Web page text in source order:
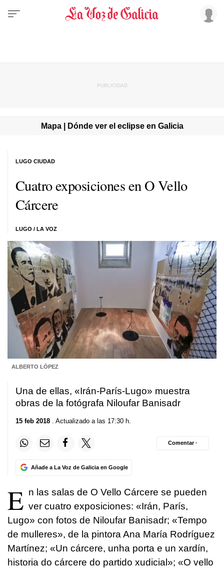
Mapa | Dónde ver el eclipse en Galicia
Cuatro exposiciones en O Vello
Cárcere
LUGO / LA VOZ
LUGO CIUDAD
ALBERTO LÓPEZ
Una de ellas, «Irán-París-Lugo» muestra
obras de la fotógrafa Niloufar Banisadr
15 feb 2018 . Actualizado a las 17:30 h.
Añade a La Voz de Galicia en Google
Comentar ·
E n las salas de O Vello Cárcere se pueden
ver cuatro exposiciones: «Irán, París,
Lugo» con fotos de Niloufar Banisadr; «Tempo
de mulleres», de la pintora Ana María Rodríguez
Martínez; «Un cárcere, unha porta e un xardín,
historia do cárcere do partido xudicial»; «O vello